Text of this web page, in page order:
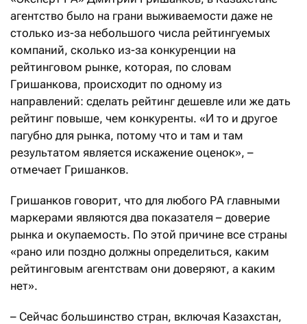
агентство было на грани выживаемости даже не
столько из-за небольшого числа рейтингуемых
компаний, сколько из-за конкуренции на
рейтинговом рынке, которая, по словам
Гришанкова, происходит по одному из
направлений: сделать рейтинг дешевле или же дать
рейтинг повыше, чем конкуренты. «И то и другое
пагубно для рынка, потому что и там и там
результатом является искажение оценок», –
отмечает Гришанков.
Гришанков говорит, что для любого РА главными
маркерами являются два показателя – доверие
рынка и окупаемость. По этой причине все страны
«рано или поздно должны определиться, каким
рейтинговым агентствам они доверяют, а каким
нет».
– Сейчас большинство стран, включая Казахстан,